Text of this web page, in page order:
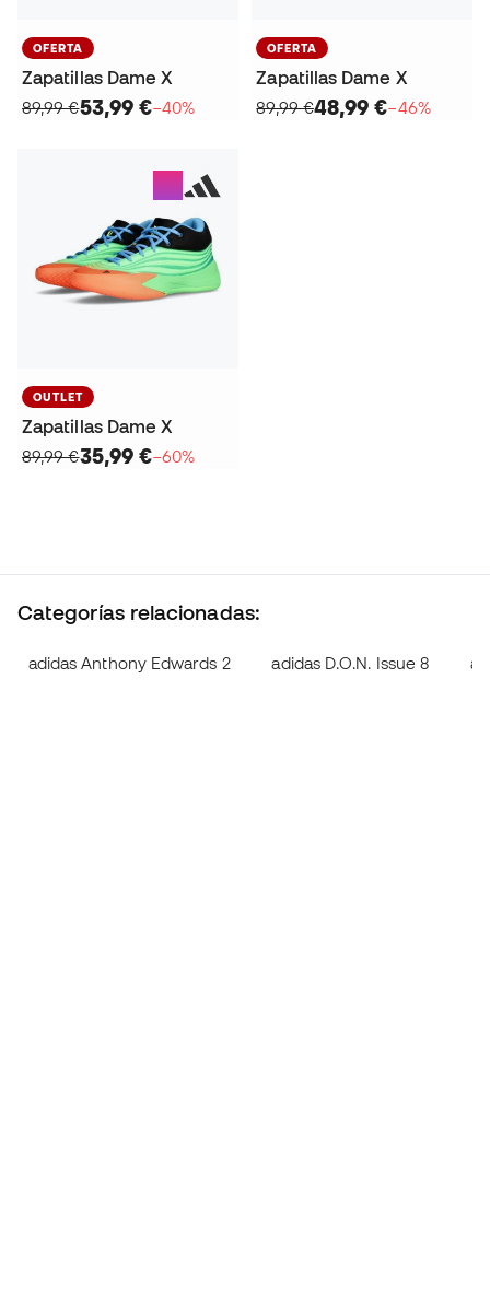
OFERTA
Zapatillas Dame X
89,99 €53,99 €−40%
OFERTA
Zapatillas Dame X
89,99 €48,99 €−46%
OUTLET
Zapatillas Dame X
89,99 €35,99 €−60%
Categorías relacionadas:
adidas Anthony Edwards 2 adidas D.O.N. Issue 8